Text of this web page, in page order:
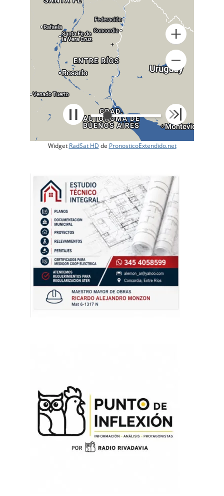
+
Widget RadSat HD de PronosticoExtendido.net